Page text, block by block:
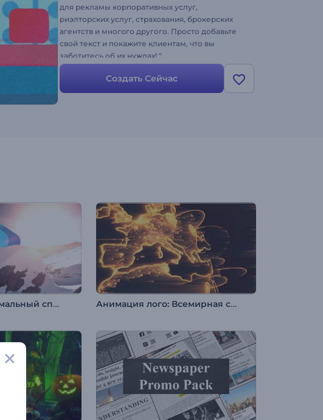
для рекламы корпоративных услуг,
риэлторских услуг, страхования, брокерских
агентств и многого другого. Просто добавьте
свой текст и покажите клиентам, что вы
заботитесь об их нуждах! "
Создать Сейчас
Заставка: Экстремальный спорт Анимация лого: Всемирная сеть